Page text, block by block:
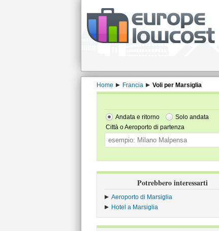
Home Francia Voli per Marsiglia
Andata e ritorno
Solo andata
Città o Aeroporto di partenza
Potrebbero interessarti
Aeroporto di Marsiglia
Hotel a Marsiglia